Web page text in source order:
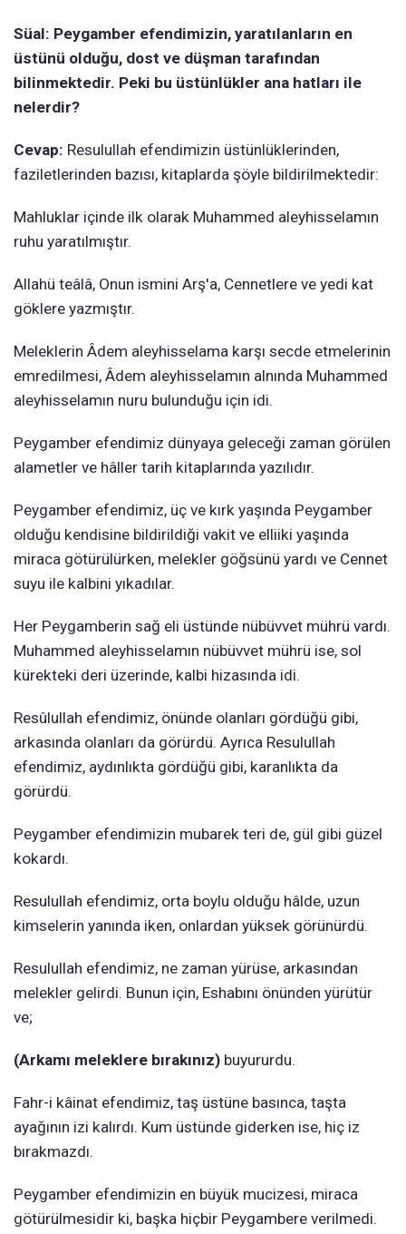
Süal: Peygamber efendimizin, yaratılanların en
üstünü olduğu, dost ve düşman tarafından
bilinmektedir. Peki bu üstünlükler ana hatları ile
nelerdir?
Cevap: Resulullah efendimizin üstünlüklerinden,
faziletlerinden bazısı, kitaplarda şöyle bildirilmektedir:
Mahluklar içinde ilk olarak Muhammed aleyhisselamın
ruhu yaratılmıştır.
Allahü teâlâ, Onun ismini Arş'a, Cennetlere ve yedi kat
göklere yazmıştır.
Meleklerin Âdem aleyhisselama karşı secde etmelerinin
emredilmesi, Âdem aleyhisselamın alnında Muhammed
aleyhisselamın nuru bulunduğu için idi.
Peygamber efendimiz dünyaya geleceği zaman görülen
alametler ve hâller tarih kitaplarında yazılıdır.
Peygamber efendimiz, üç ve kırk yaşında Peygamber
olduğu kendisine bildirildiği vakit ve elliiki yaşında
miraca götürülürken, melekler göğsünü yardı ve Cennet
suyu ile kalbini yıkadılar.
Her Peygamberin sağ eli üstünde nübüvvet mührü vardı.
Muhammed aleyhisselamın nübüvvet mührü ise, sol
kürekteki deri üzerinde, kalbi hizasında idi.
Resûlullah efendimiz, önünde olanları gördüğü gibi,
arkasında olanları da görürdü. Ayrıca Resulullah
efendimiz, aydınlıkta gördüğü gibi, karanlıkta da
görürdü.
Peygamber efendimizin mubarek teri de, gül gibi güzel
kokardı.
Resulullah efendimiz, orta boylu olduğu hâlde, uzun
kimselerin yanında iken, onlardan yüksek görünürdü.
Resulullah efendimiz, ne zaman yürüse, arkasından
melekler gelirdi. Bunun için, Eshabını önünden yürütür
ve;
(Arkamı meleklere bırakınız) buyururdu.
Fahr-i kâinat efendimiz, taş üstüne basınca, taşta
ayağının izi kalırdı. Kum üstünde giderken ise, hiç iz
bırakmazdı.
Peygamber efendimizin en büyük mucizesi, miraca
götürülmesidir ki, başka hiçbir Peygambere verilmedi.